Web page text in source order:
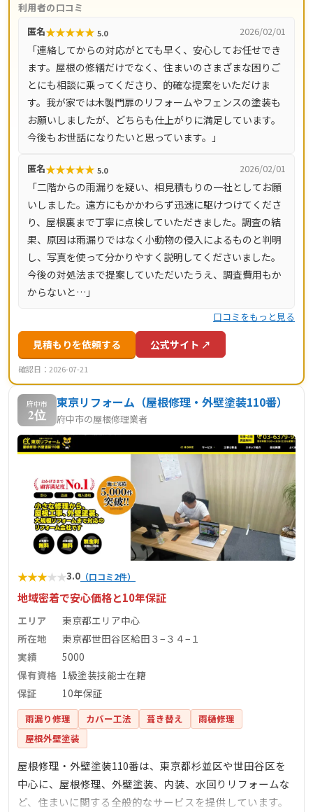
中心に屋根のあらゆるお悩みに対応しています。料金の目
安は瓦の部分補修1万円〜、雨漏り修理5万円〜、カバー工
法40万円〜、屋根の葺き替え50万円〜と明示されており、
現地調査・お見積り・出張費は完全無料。最長10年の施工
保証付きで、即日対応も可能です。広島市（中区・東区・
南区・西区・安佐南区・安佐北区・安芸区・佐伯区）をは
じめ、呉市・東広島市・廿日市市・福山市・尾道市など広
島県全域をカバーしています。
利用者の口コミ
匿名★★★★★ 5.0 2026/02/01
「連絡してからの対応がとても早く、安心してお任せでき
ます。屋根の修繕だけでなく、住まいのさまざまな困りご
とにも相談に乗ってくださり、的確な提案をいただけま
す。我が家では木製門扉のリフォームやフェンスの塗装も
お願いしましたが、どちらも仕上がりに満足しています。
今後もお世話になりたいと思っています。」
匿名★★★★★ 5.0 2026/02/01
「二階からの雨漏りを疑い、相見積もりの一社としてお願
いしました。遠方にもかかわらず迅速に駆けつけてくださ
り、屋根裏まで丁寧に点検していただきました。調査の結
果、原因は雨漏りではなく小動物の侵入によるものと判明
し、写真を使って分かりやすく説明してくださいました。
今後の対処法まで提案していただいたうえ、調査費用もか
からないと…」
口コミをもっと見る
見積もりを依頼する 公式サイト ↗
確認日：2026-07-21
府中市
2位
東京リフォーム（屋根修理・外壁塗装110番）
府中市の屋根修理業者
★★★★★3.0 （口コミ2件）
地域密着で安心価格と10年保証
エリア
東京都エリア中心
所在地
東京都世田谷区給田３−３４−１
実績
5000
保有資格 1級塗装技能士在籍
保証
10年保証
雨漏り修理 カバー工法 葺き替え
雨樋修理
屋根外壁塗装
屋根修理・外壁塗装110番は、東京都杉並区や世田谷区を
中心に、屋根修理、外壁塗装、内装、水回りリフォームな
ど、住まいに関する全般的なサービスを提供しています。